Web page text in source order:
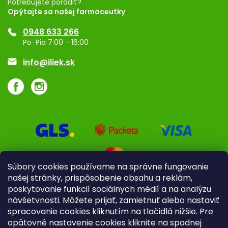
Súbory cookies používame na správne fungovanie
našej stránky, prispôsobenie obsahu a reklám,
poskytovanie funkcií sociálnych médií a na analýzu
návšetvnosti. Môžete prijať, zamietnuť alebo nastaviť
spracovanie cookies kliknutím na tlačidlá nižšie. Pre
opätovné nastavenie cookies kliknite na spodnej
Ponuka pre firmy
Značky
Opýtajte sa našej farmaceutky
0948 633 266
Po-Pia 7:00 - 16:00
info@iliek.sk